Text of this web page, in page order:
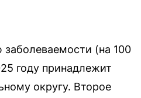
(на 100
году принадлежит
округу. Второе